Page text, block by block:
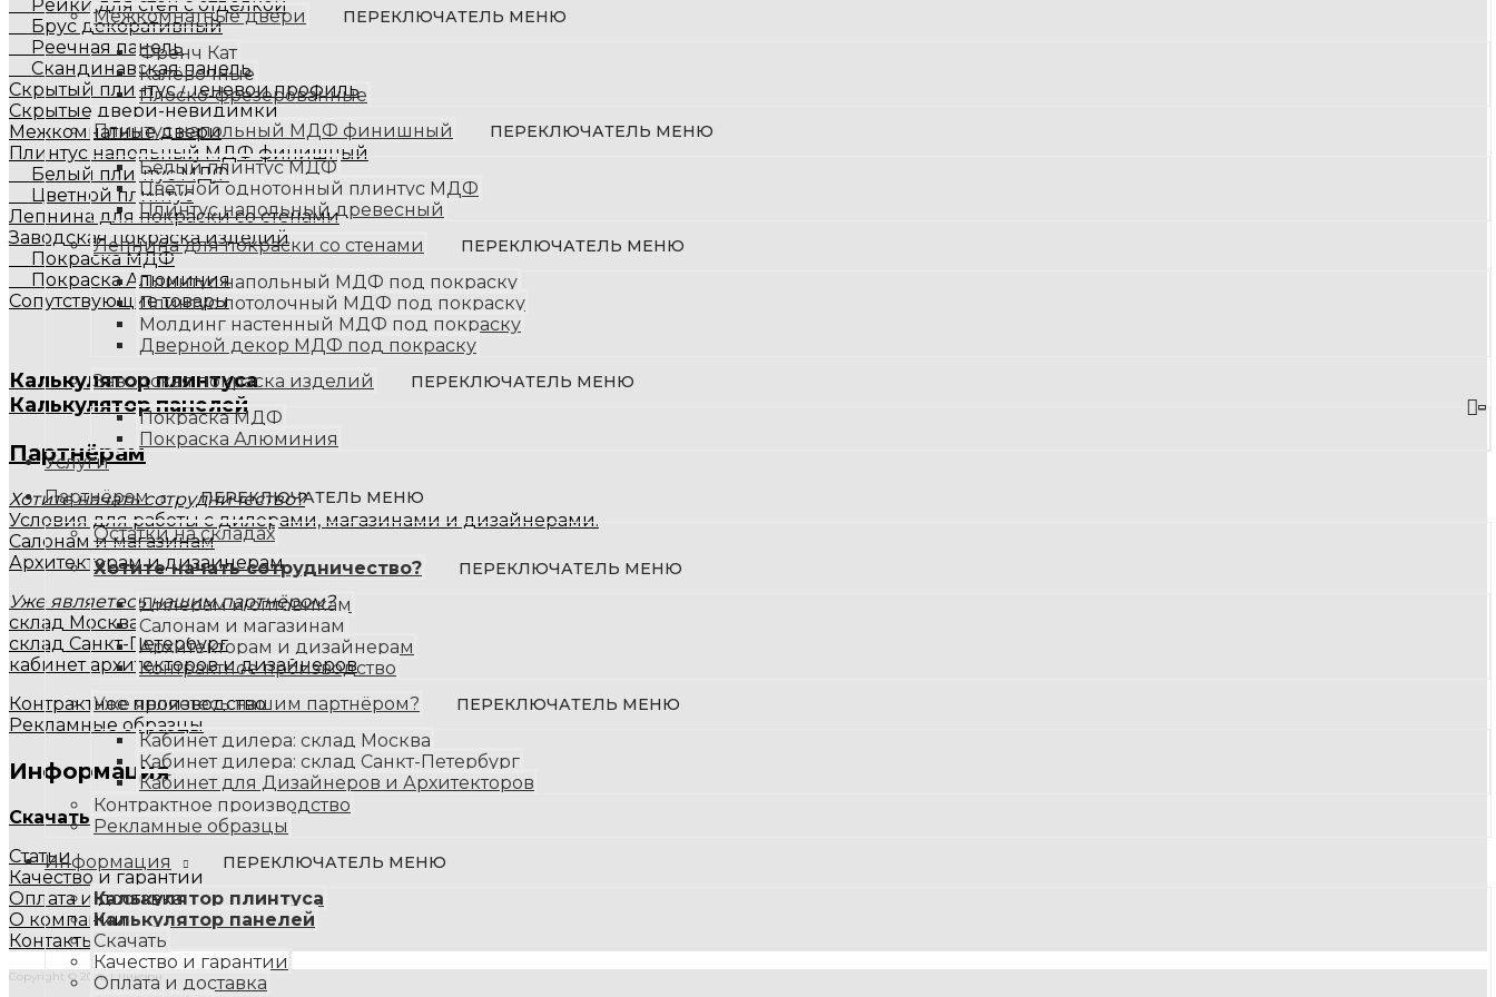
Межкомнатные двери
ПЕРЕКЛЮЧАТЕЛЬ МЕНЮ
Френч Кат
Калёвочные
Плоско-фрезерованные
Плинтус напольный МДФ финишный
ПЕРЕКЛЮЧАТЕЛЬ МЕНЮ
Белый плинтус МДФ
Цветной однотонный плинтус МДФ
Плинтус напольный древесный
Лепнина для покраски со стенами
ПЕРЕКЛЮЧАТЕЛЬ МЕНЮ
Плинтус напольный МДФ под покраску
Плинтус потолочный МДФ под покраску
Молдинг настенный МДФ под покраску
Дверной декор МДФ под покраску
Заводская покраска изделий
ПЕРЕКЛЮЧАТЕЛЬ МЕНЮ
Покраска МДФ
Покраска Алюминия
Услуги
Партнёрам
ПЕРЕКЛЮЧАТЕЛЬ МЕНЮ
Остатки на складах
Хотите начать сотрудничество?
ПЕРЕКЛЮЧАТЕЛЬ МЕНЮ
Дилерам и оптовикам
Салонам и магазинам
Архитекторам и дизайнерам
Контрактное производство
Уже являетесь нашим партнёром?
ПЕРЕКЛЮЧАТЕЛЬ МЕНЮ
Кабинет дилера: склад Москва
Кабинет дилера: склад Санкт-Петербург
Кабинет для Дизайнеров и Архитекторов
Контрактное производство
Рекламные образцы
Информация
ПЕРЕКЛЮЧАТЕЛЬ МЕНЮ
Калькулятор плинтуса
Калькулятор панелей
Скачать
Качество и гарантии
Оплата и доставка
Рейки для стен с отделкой
Брус декоративный
Реечная панель
Скандинавская панель
Скрытый плинтус / Теневой профиль
Скрытые двери-невидимки
Межкомнатные двери
Плинтус напольный МДФ финишный
Белый плинтус МДФ
Цветной плинтус
Лепнина для покраски со стенами
Заводская покраска изделий
Покраска МДФ
Покраска Алюминия
Сопутствующие товары
Калькулятор плинтуса
Калькулятор панелей
Партнёрам
Хотите начать сотрудничество?
Условия для работы с дилерами, магазинами и дизайнерами.
Салонам и магазинам
Архитекторам и дизайнерам
Уже являетесь нашим партнёром?
склад Москва
склад Санкт-Петербург
кабинет архитекторов и дизайнеров
Контрактное производство
Рекламные образцы
Информация
Скачать
Статьи
Качество и гарантии
Оплата и доставка
О компании
Контакты
Copyright © 2026 |Ликорн